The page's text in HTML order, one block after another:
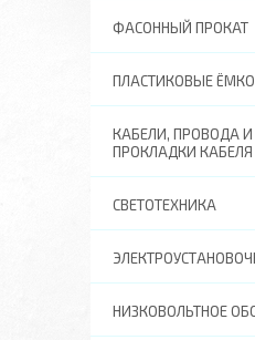
ФАСОННЫЙ ПРОКАТ
ПЛАСТИКОВЫЕ
КАБЕЛИ, ПРОВОДА
ПРОКЛАДКИ КАБЕЛЯ
СВЕТОТЕХНИКА
НИЗКОВОЛЬТНОЕ